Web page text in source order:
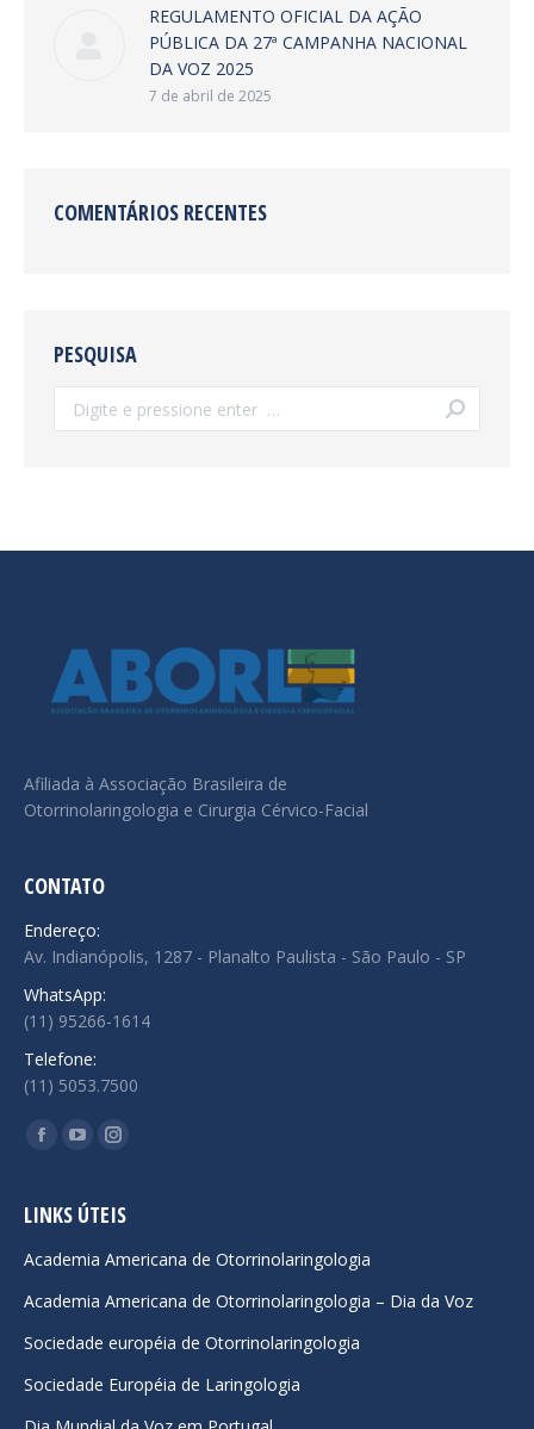
REGULAMENTO OFICIAL DA AÇÃO
PÚBLICA DA 27ª CAMPANHA NACIONAL
DA VOZ 2025
7 de abril de 2025
COMENTÁRIOS RECENTES
PESQUISA
Search:
Afiliada à Associação Brasileira de
Otorrinolaringologia e Cirurgia Cérvico-Facial
CONTATO
Endereço:
Av. Indianópolis, 1287 - Planalto Paulista - São Paulo - SP
WhatsApp:
(11) 95266-1614
Telefone:
(11) 5053.7500
Encontre-nos em:
Facebook
opens
new
window
YouTube
opens
new
window
Instagram
opens
new
window
LINKS ÚTEIS
Academia Americana de Otorrinolaringologia
Academia Americana de Otorrinolaringologia – Dia da Voz
Sociedade européia de Otorrinolaringologia
Sociedade Européia de Laringologia